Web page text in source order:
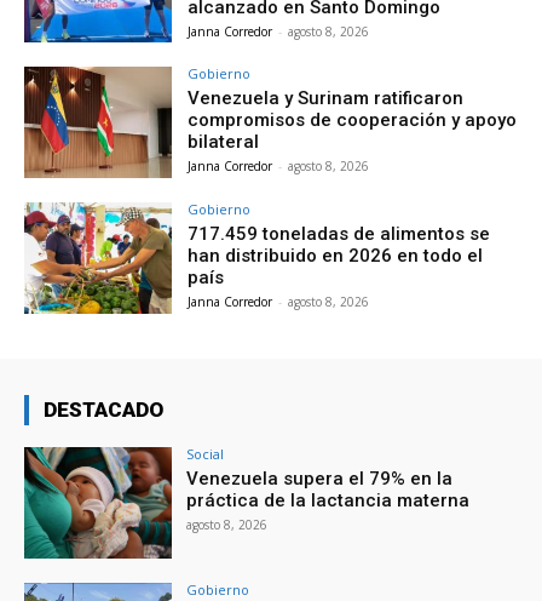
alcanzado en Santo Domingo
Janna Corredor - agosto 8, 2026
Gobierno
Venezuela y Surinam ratificaron
compromisos de cooperación y apoyo
bilateral
Janna Corredor - agosto 8, 2026
Gobierno
717.459 toneladas de alimentos se
han distribuido en 2026 en todo el
país
Janna Corredor - agosto 8, 2026
DESTACADO
Social
Venezuela supera el 79% en la
práctica de la lactancia materna
agosto 8, 2026
Gobierno